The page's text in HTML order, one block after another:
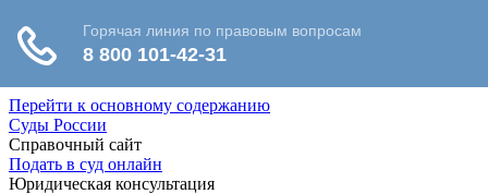
Перейти к основному содержанию
Суды России
Справочный сайт
Подать в суд онлайн
Юридическая консультация